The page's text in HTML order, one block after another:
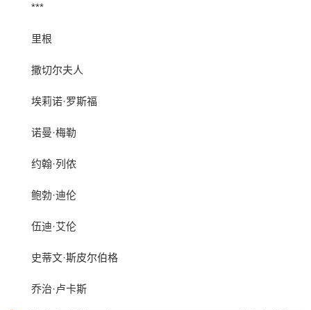
***
里根
撒切尔夫人
埃莉诺·罗斯福
诺曼·梅勒
约翰·列侬
鲍勃·迪伦
伍迪·艾伦
史蒂文·斯皮尔伯格
乔治·卢卡斯